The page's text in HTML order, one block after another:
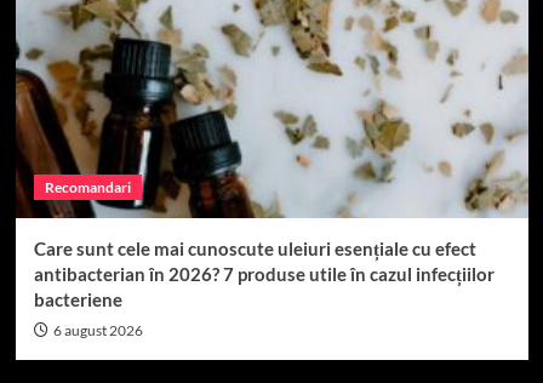
Recomandari
Care sunt cele mai cunoscute uleiuri esențiale cu efect
antibacterian în 2026? 7 produse utile în cazul infecțiilor
bacteriene
6 august 2026